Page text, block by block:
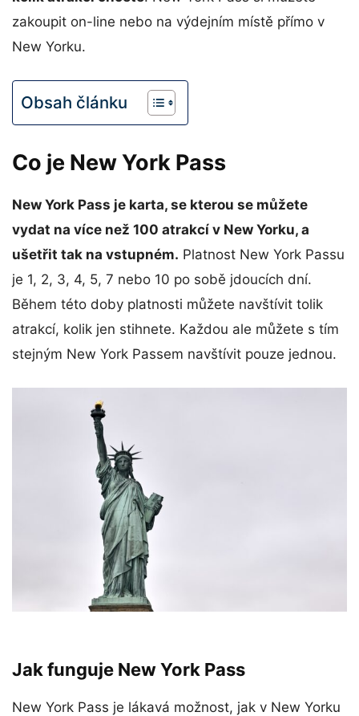
zakoupit on-line nebo na výdejním místě přímo v
New Yorku.
Obsah článku
Co je New York Pass
New York Pass je karta, se kterou se můžete
vydat na více než 100 atrakcí v New Yorku, a
ušetřit tak na vstupném. Platnost New York Passu
je 1, 2, 3, 4, 5, 7 nebo 10 po sobě jdoucích dní.
Během této doby platnosti můžete navštívit tolik
atrakcí, kolik jen stihnete. Každou ale můžete s tím
stejným New York Passem navštívit pouze jednou.
Jak funguje New York Pass
New York Pass je lákavá možnost, jak v New Yorku